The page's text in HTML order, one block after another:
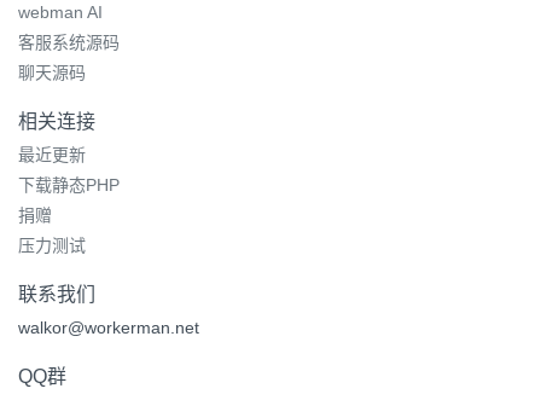
webman AI
客服系统源码
聊天源码
相关连接
最近更新
下载静态PHP
捐赠
压力测试
联系我们
walkor@workerman.net
QQ群